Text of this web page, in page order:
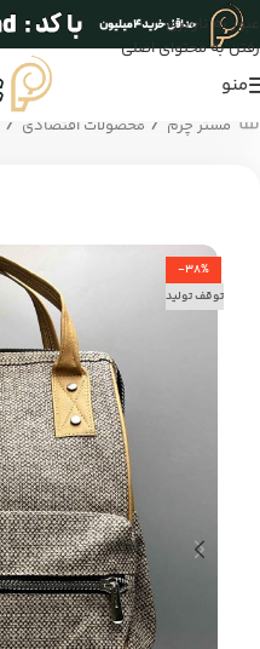
عبور به ناوبری
رفتن به محتوای اصلی
منو
مستر چرم / محصولات اقتصادی /
-38%
توقف تولید